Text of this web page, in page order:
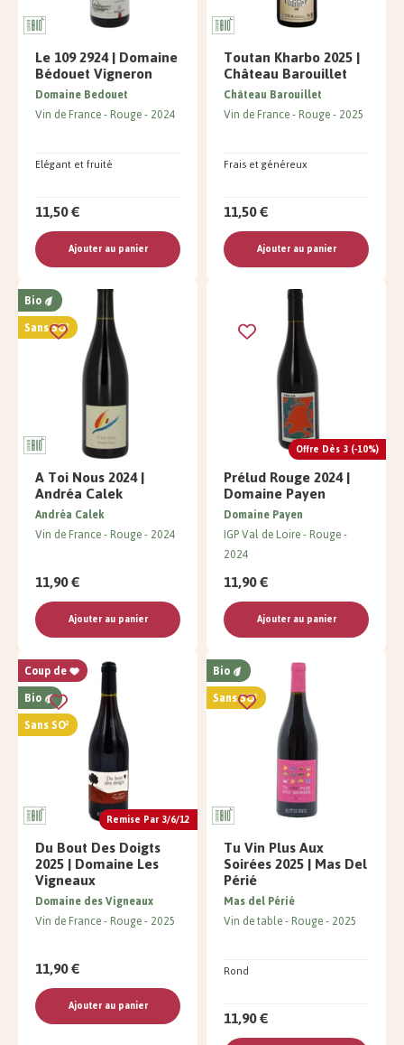
Le 109 2924 | Domaine
Bédouet Vigneron
Elégant et fruité
Domaine Bedouet
Vin de France Rouge 2024
11,50 €
Ajouter au panier
Toutan Kharbo 2025 |
Château Barouillet
Frais et généreux
Château Barouillet
Vin de France Rouge 2025
11,50 €
Ajouter au panier
Bio
Sans SO²
A Toi Nous 2024 |
Andréa Calek
Andréa Calek
Vin de France Rouge 2024
11,90 €
Ajouter au panier
Offre Dès 3 (-10%)
Prélud Rouge 2024 |
Domaine Payen
Domaine Payen
IGP Val de Loire Rouge
2024
11,90 €
Ajouter au panier
Remise Par 3/6/12
Coup de
Bio
Sans SO²
Du Bout Des Doigts
2025 | Domaine Les
Vigneaux
Domaine des Vigneaux
Vin de France Rouge 2025
11,90 €
Ajouter au panier
Bio
Sans SO²
Tu Vin Plus Aux
Soirées 2025 | Mas Del
Périé
Rond
Mas del Périé
Vin de table Rouge 2025
11,90 €